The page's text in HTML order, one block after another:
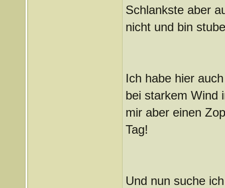
Schlankste aber
nicht und bin
Ich habe hier
bei starkem Wind
mir aber einen
Tag!
Und nun suche